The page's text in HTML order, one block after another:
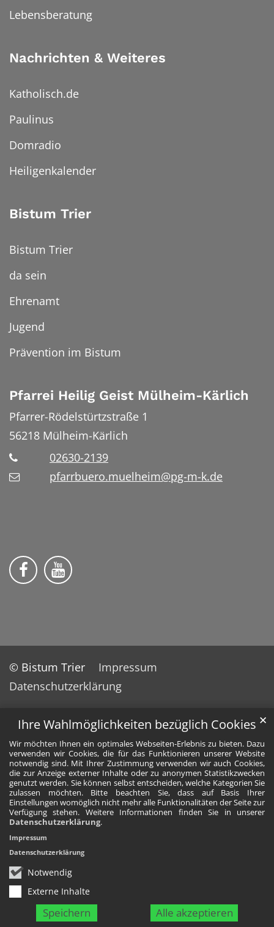
Ihre Wahlmöglichkeiten bezüglich Cookies
Wir möchten Ihnen ein optimales Webseiten-Erlebnis zu bieten. Dazu
verwenden wir Cookies, die für das Funktionieren unserer Website
notwendig sind. Mit Ihrer Zustimmung verwenden wir auch Cookies,
die zur Anzeige externer Inhalte oder zu anonymen Statistikzwecken
genutzt werden. Sie können selbst entscheiden, welche Kategorien Sie
zulassen möchten. Bitte beachten Sie, dass auf Basis Ihrer
Einstellungen womöglich nicht mehr alle Funktionalitäten der Seite zur
Verfügung stehen. Weitere Informationen finden Sie in unserer
Datenschutzerklärung.
Notwendig
Externe Inhalte
Speichern Alle akzeptieren
✕
Impressum
Datenschutzerklärung
Lebensberatung
Nachrichten & Weiteres
Katholisch.de
Paulinus
Domradio
Heiligenkalender
Bistum Trier
Bistum Trier
da sein
Ehrenamt
Jugend
Prävention im Bistum
Pfarrei Heilig Geist Mülheim-Kärlich
Pfarrer-Rödelstürtzstraße 1
56218 Mülheim-Kärlich
02630-2139
pfarrbuero.muelheim@pg-m-k.de
Wir auf Facebook
Wir auf YouTube
© Bistum Trier
Impressum
Datenschutzerklärung